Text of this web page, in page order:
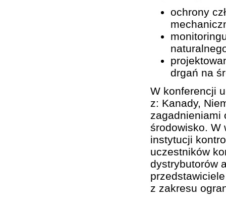
ochrony
drgań na
W konferencji
z: Kanady,
zagadnieniami
środowisko. W
instytucji
uczestników
dystrybutorów
z zakresu